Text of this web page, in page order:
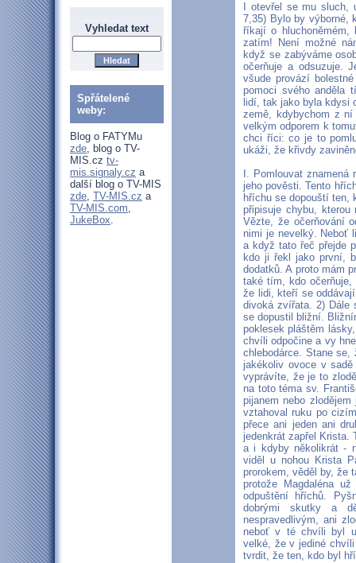
Vyhledat text
Spřátelené
weby:
Blog o FATYMu
zde, blog o TV-
MIS.cz tv-
mis.signaly.cz a
další blog o TV-MIS
zde, TV-MIS.cz a
TV-MIS.com,
JukeBox.
I otevřel se mu
7,35) Bylo by výborné,
říkají o
zatím! Není možné
když se zabýváme
očerňuje a odsuzuje.
všude provází
pomoci svého anděla
lidí, tak jako byla kdysi
země, kdybychom z
velkým odporem k
chci říci: co je to
ukáži, že křivdy
I. Pomlouvat
jeho pověsti. Tento
hříchu se dopouští ten,
připisuje chybu, kterou
Vězte, že očerňování
nimi je nevelký. Neboť
a když tato řeč přejde
kdo ji řekl jako první,
dodatků. A proto mám
také tím, kdo
že lidi, kteří se
divoká zvířata. 2) Dále
se dopustil bližní.
poklesek pláštěm
chvíli odpočine a vy
chlebodárce. Stane se,
jakékoliv ovoce v
vyprávíte, že je to
na toto téma sv.
pijanem nebo
vztahoval ruku po
přece ani jeden ani
jedenkrát zapřel Krista.
a i kdyby několikrát -
viděl u nohou Krista
prorokem, věděl by, že
protože Magdaléna
odpuštění hříchů.
dobrými skutky a
nespravedlivým, ani
neboť v té chvíli byl
velké, že v jediné
tvrdit, že ten, kdo byl